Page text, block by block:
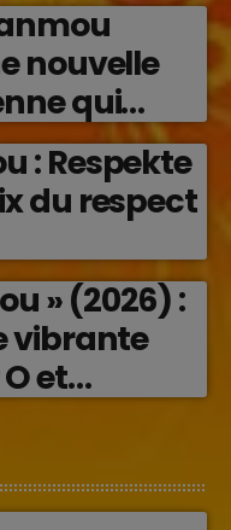
nouvelle
qui
émotions
: Respekte
du respect
» (2026) :
vibrante
et